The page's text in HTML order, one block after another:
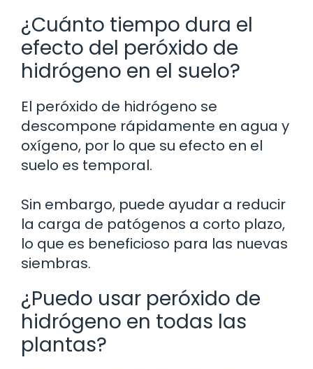
¿Cuánto tiempo dura el
efecto del peróxido de
hidrógeno en el suelo?
El peróxido de hidrógeno se
descompone rápidamente en agua y
oxígeno, por lo que su efecto en el
suelo es temporal.
Sin embargo, puede ayudar a reducir
la carga de patógenos a corto plazo,
lo que es beneficioso para las nuevas
siembras.
¿Puedo usar peróxido de
hidrógeno en todas las
plantas?